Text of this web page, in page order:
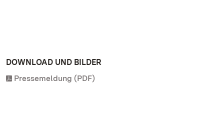
DOWNLOAD UND BILDER
Pressemeldung (PDF)